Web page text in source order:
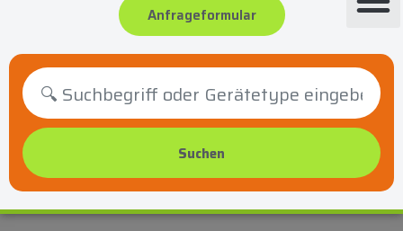
Anfrageformular